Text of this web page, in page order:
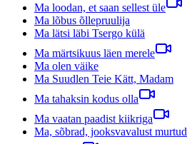
Ma loodan, et saan sellest üle
Ma lõbus õllepruulija
Ma lätsi läbi Tsergo külä
Ma märtsikuus läen merele
Ma olen väike
Ma Suudlen Teie Kätt, Madam
Ma tahaksin kodus olla
Ma vaatan paadist kiikriga
Ma, sõbrad, jooksvavalust murtud